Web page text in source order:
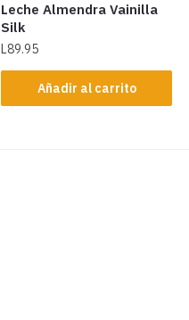
Leche Almendra Vainilla
Silk
L89.95
Añadir al carrito